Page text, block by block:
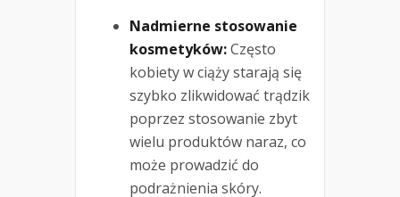
Nadmierne stosowanie
kosmetyków:Często
kobiety w ciąży starają się
szybko zlikwidować trądzik
poprzez stosowanie zbyt
wielu produktów naraz, co
może prowadzić do
podrażnienia skóry.